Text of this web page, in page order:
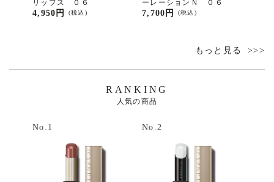
リップス ０６
(税込)
4,950円
ーレーションＮ ０６
(税込)
7,700円
もっと見る
RANKING
人気の商品
No.1 No.2